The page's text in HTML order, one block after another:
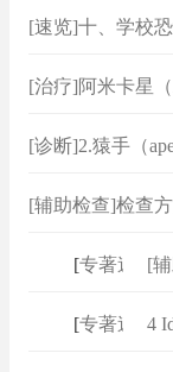
[速览]十、学校
[治疗]阿米卡星（
[诊断]2.猿手（ape
[辅助检查]检查
专著速查 ]
[
专著速查]
4